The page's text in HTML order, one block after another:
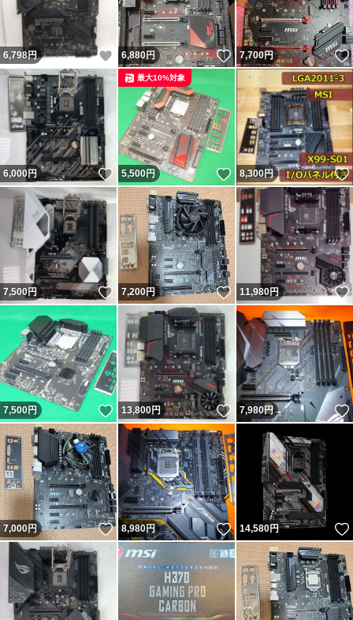
6,798円 いいね！
6,880円 いいね！
7,700円
6,000円 いいね！
5,500円 いいね！
最大10%対象
8,300円
7,500円 いいね！
7,200円 いいね！
11,980円
7,500円 いいね！
13,800円 いいね！
7,980円
7,000円 いいね！
8,980円 いいね！
14,580円